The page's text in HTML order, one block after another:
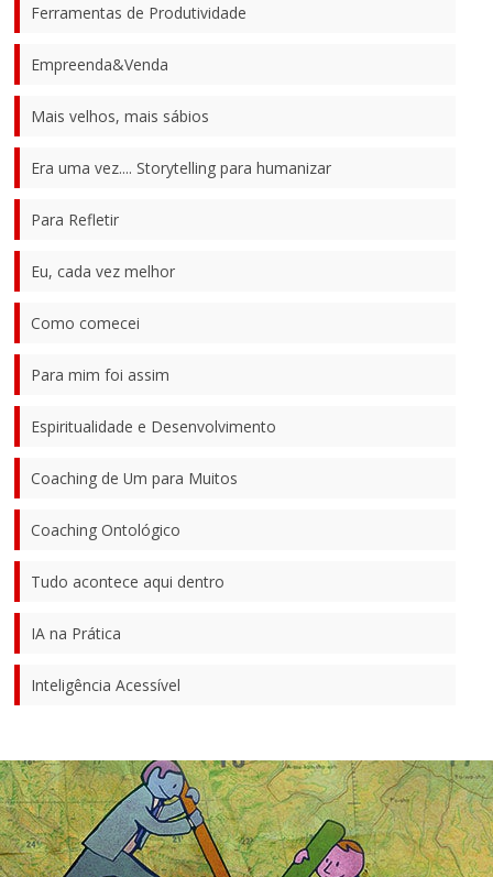
Ferramentas de Produtividade
Empreenda&Venda
Mais velhos, mais sábios
Era uma vez.... Storytelling para humanizar
Para Refletir
Eu, cada vez melhor
Como comecei
Para mim foi assim
Espiritualidade e Desenvolvimento
Coaching de Um para Muitos
Coaching Ontológico
Tudo acontece aqui dentro
IA na Prática
Inteligência Acessível